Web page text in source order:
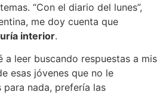
“Con el diario del lunes”,
me doy cuenta que
interior.
a leer buscando respuestas a mis
esas jóvenes que no le
nada, prefería las